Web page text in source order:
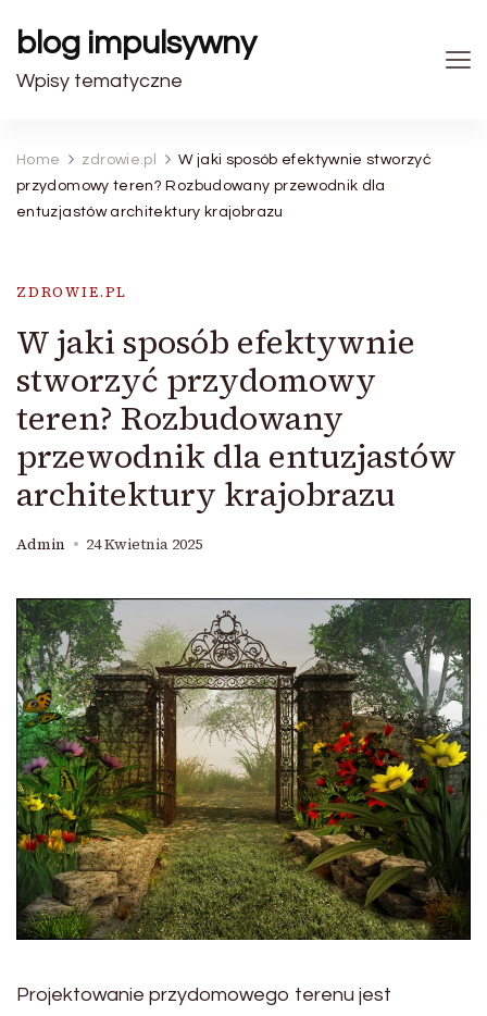
blog impulsywny
Wpisy tematyczne
Home zdrowie.pl
W jaki sposób efektywnie stworzyć
przydomowy teren? Rozbudowany przewodnik dla
entuzjastów architektury krajobrazu
ZDROWIE.PL
W jaki sposób efektywnie
stworzyć przydomowy
teren? Rozbudowany
przewodnik dla entuzjastów
architektury krajobrazu
Admin 24 Kwietnia 2025
Projektowanie przydomowego terenu jest